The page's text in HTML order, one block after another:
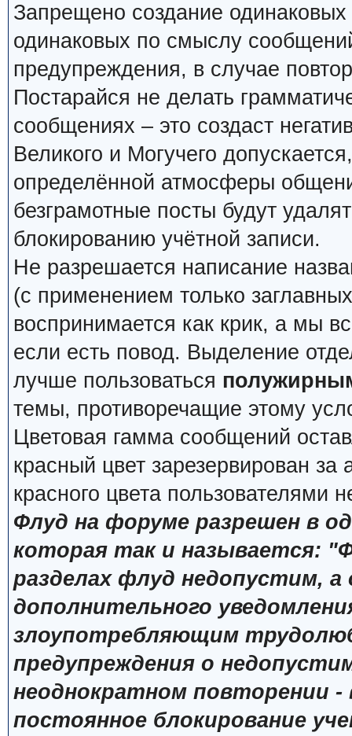
Запрещено создание
одинаковых по смыслу
предупреждения, в случае
Постарайся не делать
сообщениях – это создаст
Великого и Могучего
определённой атмосферы
безграмотные посты будут
блокированию учётной записи.
Не разрешается написание
(с применением только
воспринимается как крик, а мы
если есть повод. Выделение
лучше пользоваться
темы, противоречащие этому
Цветовая гамма сообщений
красный цвет зарезервирован
красного цвета пользователями
Флуд на форуме разрешен в
которая так и называется:
разделах флуд недопустим,
дополнительного
злоупотребляющим
предупреждения о
неоднократном повторении
постоянное блокирование